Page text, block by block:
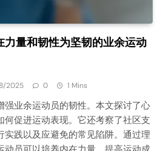
量和韧性为坚韧的业余运动
2025 0 1 Mins
强业余运动员的韧性。本文探讨了心
何促进运动表现。它还考察了社区支
实践以及应避免的常见陷阱。通过理